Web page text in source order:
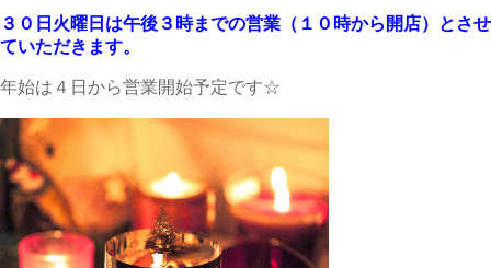
３０日火曜日は午後３時までの営業（１０時から開店）とさせ
ていただきます。
年始は４日から営業開始予定です☆